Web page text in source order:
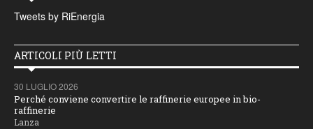
Tweets by RiEnergia
ARTICOLI PIÙ LETTI
30 LUGLIO 2026
Perché conviene convertire le raffinerie europee in bio-
raffinerie
Lanza